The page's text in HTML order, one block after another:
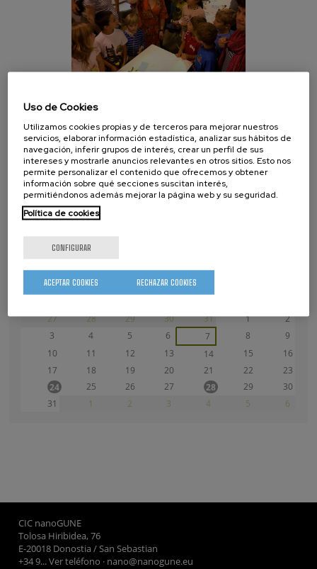
Servidor
Itziar Otegui, Komunikazio eta dibulgazio arduraduna
whatsapp
facebook
twitterlinkedin
print
AGENDA
‹‹ AGOSTO 2026
- Cualquiera - Seminars
27
28 29 30 31 1
2
3
4 5 6 7 8
9
10
11 12 13 14 15
16
17
18 19 20 21 22
23
24
25 26 27 28 29
30
31
1 2 3 4 5 6
CIC nanoGUNE
Tolosa Hiribidea, 76
E-20018 Donostia / San Sebastian
+34 9... Ver teléfono · nano@nanogune.eu
Uso de Cookies
Utilizamos cookies propias y de terceros para mejorar nuestros
servicios, elaborar información estadística, analizar sus hábitos de
navegación, inferir grupos de interés, crear un perfil de sus
intereses y mostrarle anuncios relevantes en otros sitios. Esto nos
permite personalizar el contenido que ofrecemos y obtener
información sobre qué secciones suscitan interés,
permitiéndonos además mejorar la página web y su seguridad.
Política de cookies
CONFIGURAR
RECHAZAR COOKIES
ACEPTAR COOKIES